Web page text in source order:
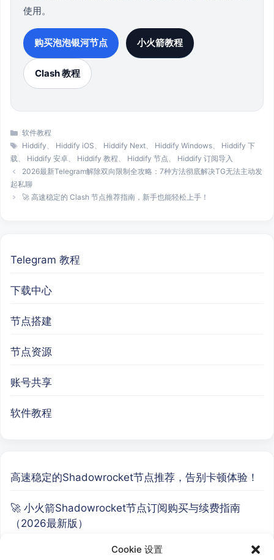
Cookie 设置
使用。
购买泡泡银河节点 小火箭教程
Clash 教程
分
类
软件教程
标
签
Hiddify、 Hiddify iOS、 Hiddify Next、 Hiddify Windows、 Hiddify 下
载、 Hiddify 安卓、 Hiddify 教程、 Hiddify 节点、 Hiddify 订阅导入
2026最新Telegram解除双向限制全攻略：7种方法彻底解决TG无法主动发
起私聊
🚀 高速稳定的 Clash 节点推荐指南，新手也能轻松上手！
Telegram 教程
下载中心
节点搭建
节点资源
账号共享
软件教程
高速稳定的Shadowrocket节点推荐，告别卡顿体验！
🚀 小火箭Shadowrocket节点订阅购买与续费指南
（2026最新版）
🚀 高速稳定的 Clash 节点推荐指南，新手也能轻松上